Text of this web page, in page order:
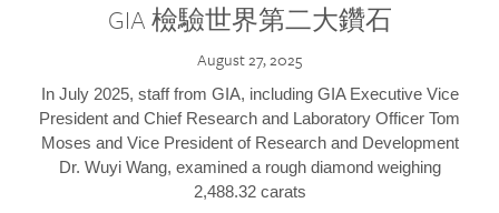
GIA 檢驗世界第二大鑽石
August 27, 2025
In July 2025, staff from GIA, including GIA Executive Vice
President and Chief Research and Laboratory Officer Tom
Moses and Vice President of Research and Development
Dr. Wuyi Wang, examined a rough diamond weighing
2,488.32 carats